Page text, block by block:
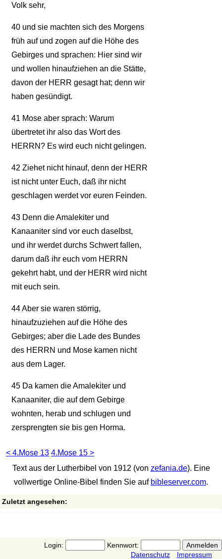
Volk sehr,
40und sie machten sich des Morgens
früh auf und zogen auf die Höhe des
Gebirges und sprachen: Hier sind wir
und wollen hinaufziehen an die Stätte,
davon der HERR gesagt hat; denn wir
haben gesündigt.
41 Mose aber sprach: Warum
übertretet ihr also das Wort des
HERRN? Es wird euch nicht gelingen.
42 Ziehet nicht hinauf, denn der HERR
ist nicht unter Euch, daß ihr nicht
geschlagen werdet vor euren Feinden.
43Denn die Amalekiter und
Kanaaniter sind vor euch daselbst,
und ihr werdet durchs Schwert fallen,
darum daß ihr euch vom HERRN
gekehrt habt, und der HERR wird nicht
mit euch sein.
44Aber sie waren störrig,
hinaufzuziehen auf die Höhe des
Gebirges; aber die Lade des Bundes
des HERRN und Mose kamen nicht
aus dem Lager.
45Da kamen die Amalekiter und
Kanaaniter, die auf dem Gebirge
wohnten, herab und schlugen und
zersprengten sie bis gen Horma.
< 4.Mose 13 4.Mose 15 >
Text aus der Lutherbibel von 1912 (von zefania.de). Eine
vollwertige Online-Bibel finden Sie auf bibleserver.com.
Zuletzt angesehen:
Login:
Kennwort:
Datenschutz
Impressum